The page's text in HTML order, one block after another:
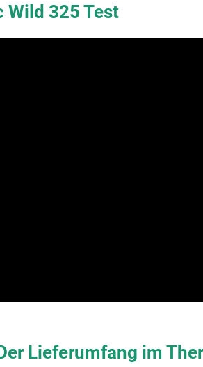
Wild 325 Test
Lieferumfang im